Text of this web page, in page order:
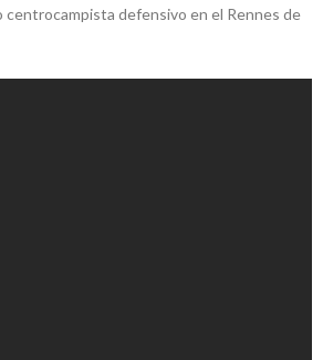
centrocampista defensivo en el Rennes de